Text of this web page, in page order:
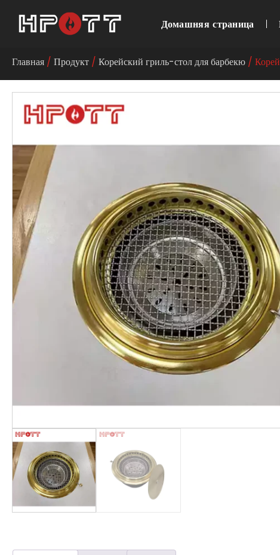
Домашняя страница
Главная / Продукт / Корейский гриль-стол для барбекю /